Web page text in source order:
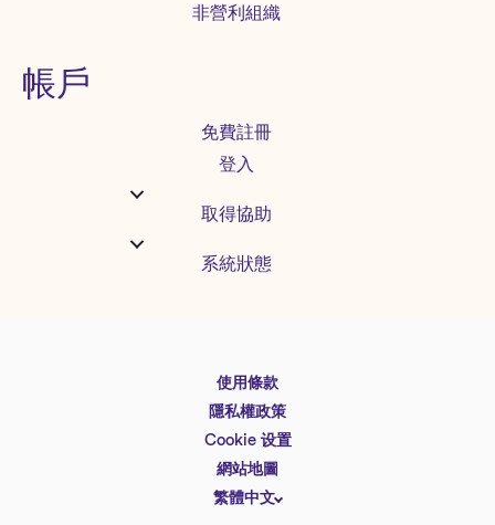
非營利組織
帳戶
免費註冊
登入
取得協助
系統狀態
使用條款
隱私權政策
Cookie 设置
網站地圖
繁體中文
English
Español
Deutsch
简体中文